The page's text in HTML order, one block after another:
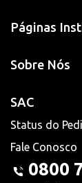
Páginas
Sobre Nós
SAC
Status do
Fale Conosco
0800